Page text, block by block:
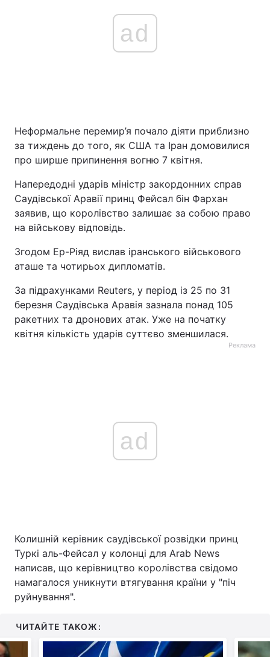
ad
Неформальне перемир’я почало діяти приблизно
за тиждень до того, як США та Іран домовилися
про ширше припинення вогню 7 квітня.
Напередодні ударів міністр закордонних справ
Саудівської Аравії принц Фейсал бін Фархан
заявив, що королівство залишає за собою право
на військову відповідь.
Згодом Ер-Ріяд вислав іранського військового
аташе та чотирьох дипломатів.
За підрахунками Reuters, у період із 25 по 31
березня Саудівська Аравія зазнала понад 105
ракетних та дронових атак. Уже на початку
квітня кількість ударів суттєво зменшилася.
Реклама
ad
Колишній керівник саудівської розвідки принц
Туркі аль-Фейсал у колонці для Arab News
написав, що керівництво королівства свідомо
намагалося уникнути втягування країни у "піч
руйнування".
ЧИТАЙТЕ ТАКОЖ: